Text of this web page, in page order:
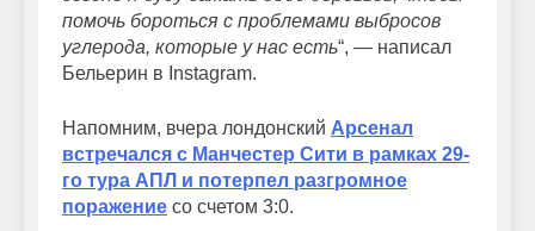
помочь бороться с проблемами выбросов
углерода, которые у нас есть“, — написал
Бельерин в Instagram.
Напомним, вчера лондонский Арсенал
встречался с Манчестер Сити в рамках 29-
го тура АПЛ и потерпел разгромное
поражение со счетом 3:0.